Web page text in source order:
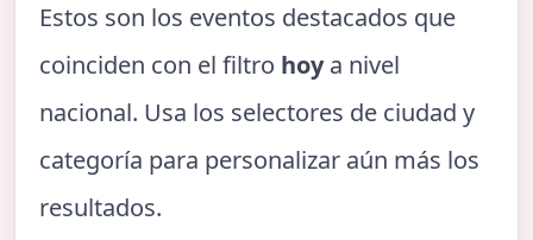
Estos son los eventos destacados que
coinciden con el filtro hoya nivel
nacional. Usa los selectores de ciudad y
categoría para personalizar aún más los
resultados.